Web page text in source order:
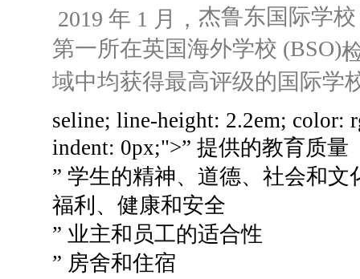
2019 年 1 月， 杰鲁东国际学
第一所在英国海外学校 (BSO)
域中均获得最高评级的国际学
seline; line-height: 2.2em; color:
indent: 0px;">” 提供的教育质量
” 学生的精神、道德、社会和文
福利、健康和安全
” 业主和员工的适合性
” 房舍和住宿